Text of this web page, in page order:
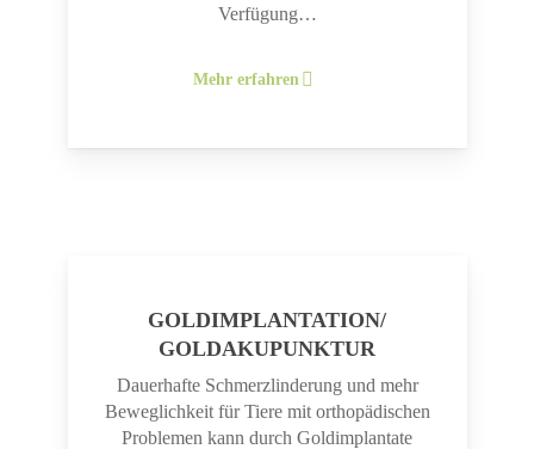
Verfügung…
Mehr erfahren
GOLDIMPLANTATION/
GOLDAKUPUNKTUR
Dauerhafte Schmerzlinderung und mehr
Beweglichkeit für Tiere mit orthopädischen
Problemen kann durch Goldimplantate